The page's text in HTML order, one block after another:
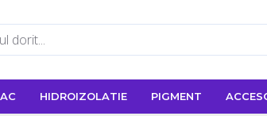
HIDROIZOLATIE PIGMENT